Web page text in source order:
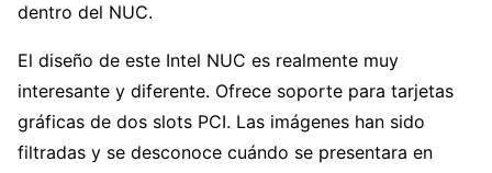
dentro del NUC.
El diseño de este Intel NUC es realmente muy
interesante y diferente. Ofrece soporte para tarjetas
gráficas de dos slots PCI. Las imágenes han sido
filtradas y se desconoce cuándo se presentara en